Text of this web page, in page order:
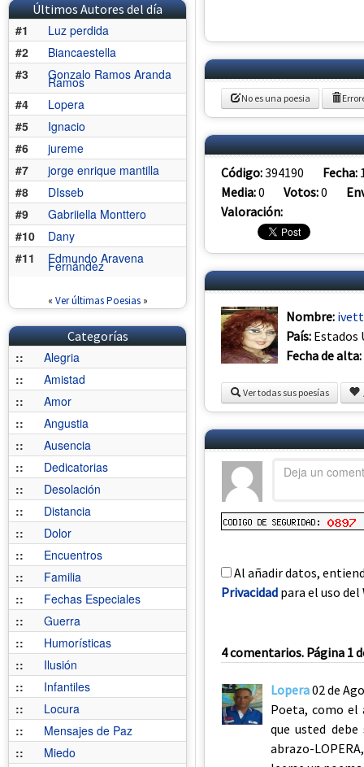
Últimos Autores del día
#1
Luz perdida
#2
Biancaestella
#3
Gonzalo Ramos Aranda
Ramos
#4
Lopera
#5
Ignacio
#6
jureme
#7
jorge enrique mantilla
#8
DIsseb
#9
Gabriiella Monttero
#10
Dany
#11
Edmundo Aravena
Fernández
« Ver últimas Poesias»
Categorías
::
Alegria
::
Amistad
::
Amor
::
Angustia
::
Ausencia
::
Dedicatorias
::
Desolación
::
Distancia
::
Dolor
::
Encuentros
::
Familia
::
Fechas Especiales
::
Guerra
::
Humorísticas
::
Ilusión
::
Infantiles
::
Locura
::
Mensajes de Paz
::
Miedo
No es una poesia
Código:394190 Fecha:
Media:0 Votos:0
Valoración:
Nombre:
País: Estados
Fecha de alta:
Ver todas sus poesías
Al añadir datos,
Privacidad para el uso del
4 comentarios. Página 1
Lopera02 de
Poeta, como el
que usted
abrazo-